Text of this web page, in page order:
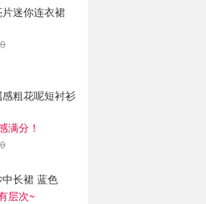
迷你连衣裙
粗花呢短衬衫
满分！
长裙 蓝色
层次~